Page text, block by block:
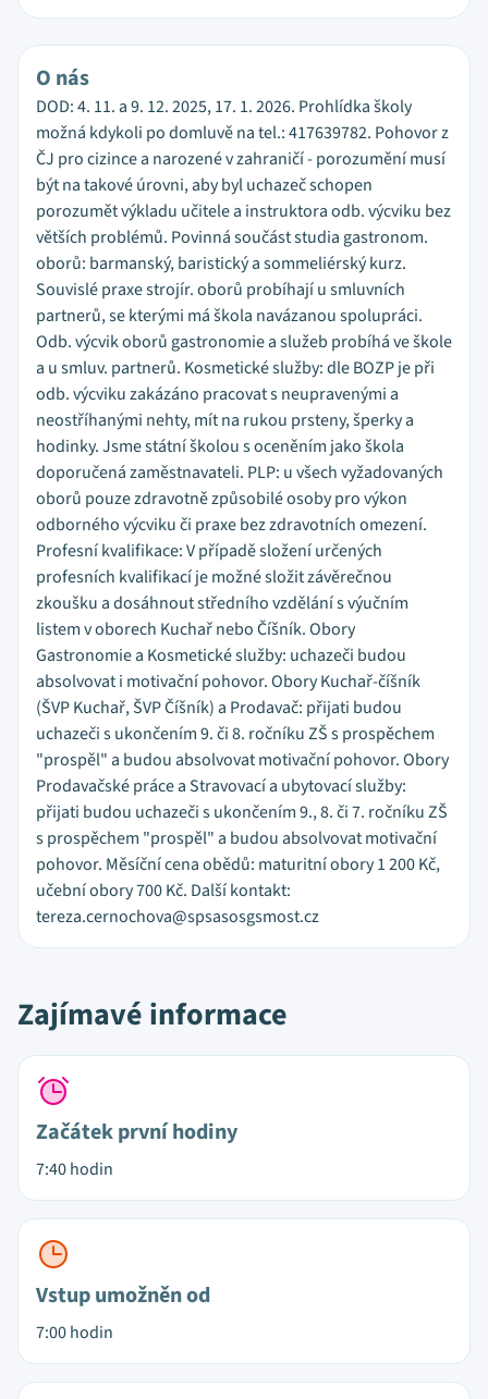
O nás
DOD: 4. 11. a 9. 12. 2025, 17. 1. 2026. Prohlídka školy
možná kdykoli po domluvě na tel.: 417639782. Pohovor z
ČJ pro cizince a narozené v zahraničí - porozumění musí
být na takové úrovni, aby byl uchazeč schopen
porozumět výkladu učitele a instruktora odb. výcviku bez
větších problémů. Povinná součást studia gastronom.
oborů: barmanský, baristický a sommeliérský kurz.
Souvislé praxe strojír. oborů probíhají u smluvních
partnerů, se kterými má škola navázanou spolupráci.
Odb. výcvik oborů gastronomie a služeb probíhá ve škole
a u smluv. partnerů. Kosmetické služby: dle BOZP je při
odb. výcviku zakázáno pracovat s neupravenými a
neostříhanými nehty, mít na rukou prsteny, šperky a
hodinky. Jsme státní školou s oceněním jako škola
doporučená zaměstnavateli. PLP: u všech vyžadovaných
oborů pouze zdravotně způsobilé osoby pro výkon
odborného výcviku či praxe bez zdravotních omezení.
Profesní kvalifikace: V případě složení určených
profesních kvalifikací je možné složit závěrečnou
zkoušku a dosáhnout středního vzdělání s výučním
listem v oborech Kuchař nebo Číšník. Obory
Gastronomie a Kosmetické služby: uchazeči budou
absolvovat i motivační pohovor. Obory Kuchař-číšník
(ŠVP Kuchař, ŠVP Číšník) a Prodavač: přijati budou
uchazeči s ukončením 9. či 8. ročníku ZŠ s prospěchem
"prospěl" a budou absolvovat motivační pohovor. Obory
Prodavačské práce a Stravovací a ubytovací služby:
přijati budou uchazeči s ukončením 9., 8. či 7. ročníku ZŠ
s prospěchem "prospěl" a budou absolvovat motivační
pohovor. Měsíční cena obědů: maturitní obory 1 200 Kč,
učební obory 700 Kč. Další kontakt:
tereza.cernochova@spsasosgsmost.cz
Zajímavé informace
Začátek první hodiny
7:40 hodin
Vstup umožněn od
7:00 hodin